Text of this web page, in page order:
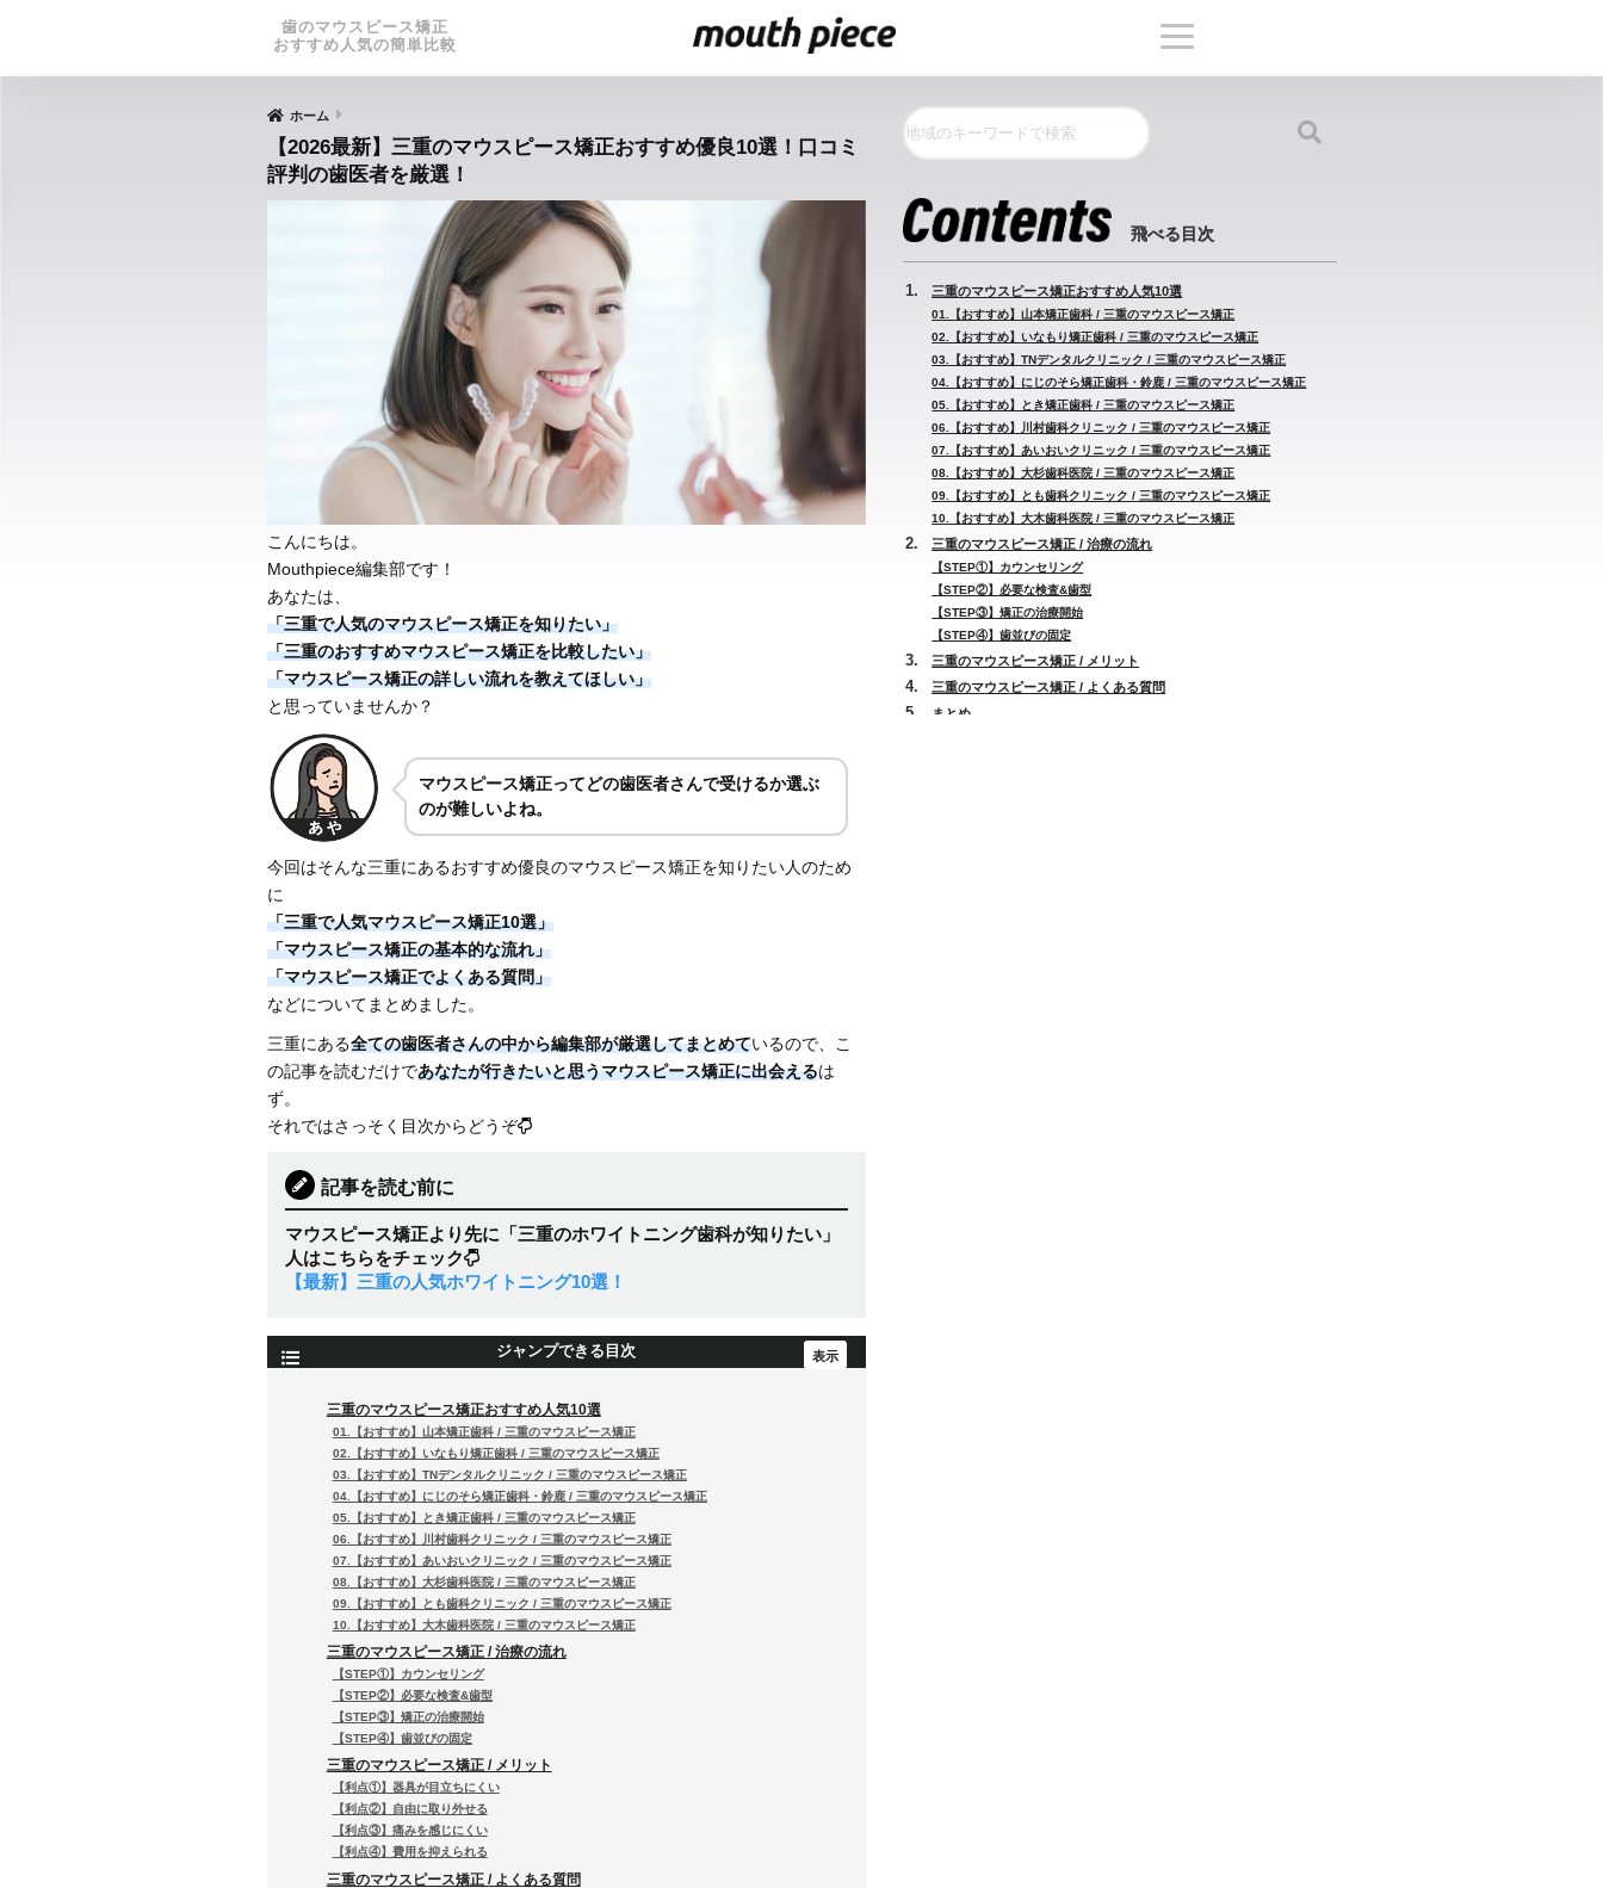
歯のマウスピース矯正
おすすめ人気の簡単比較
ホーム
【2026最新】三重のマウスピース矯正おすすめ優良10選！口コミ
評判の歯医者を厳選！
こんにちは。
Mouthpiece編集部です！
あなたは、
「三重で人気のマウスピース矯正を知りたい」
「三重のおすすめマウスピース矯正を比較したい」
「マウスピース矯正の詳しい流れを教えてほしい」
と思っていませんか？
マウスピース矯正ってどの歯医者さんで受けるか選ぶ
のが難しいよね。
今回はそんな三重にあるおすすめ優良のマウスピース矯正を知りたい人のため
に
「三重で人気マウスピース矯正10選」
「マウスピース矯正の基本的な流れ」
「マウスピース矯正でよくある質問」
などについてまとめました。
三重にある全ての歯医者さんの中から編集部が厳選してまとめているので、こ
の記事を読むだけであなたが行きたいと思うマウスピース矯正に出会えるは
ず。
それではさっそく目次からどうぞ
記事を読む前に
マウスピース矯正より先に「三重のホワイトニング歯科が知りたい」
人はこちらをチェック
【最新】三重の人気ホワイトニング10選！
ジャンプできる目次
三重のマウスピース矯正おすすめ人気10選
01.【おすすめ】山本矯正歯科 / 三重のマウスピース矯正
02.【おすすめ】いなもり矯正歯科 / 三重のマウスピース矯正
03.【おすすめ】TNデンタルクリニック / 三重のマウスピース矯正
04.【おすすめ】にじのそら矯正歯科・鈴鹿 / 三重のマウスピース矯正
05.【おすすめ】とき矯正歯科 / 三重のマウスピース矯正
06.【おすすめ】川村歯科クリニック / 三重のマウスピース矯正
07.【おすすめ】あいおいクリニック / 三重のマウスピース矯正
08.【おすすめ】大杉歯科医院 / 三重のマウスピース矯正
09.【おすすめ】とも歯科クリニック / 三重のマウスピース矯正
10.【おすすめ】大木歯科医院 / 三重のマウスピース矯正
三重のマウスピース矯正 / 治療の流れ
【STEP①】カウンセリング
【STEP②】必要な検査&歯型
【STEP③】矯正の治療開始
【STEP④】歯並びの固定
三重のマウスピース矯正 / メリット
【利点①】器具が目立ちにくい
【利点②】自由に取り外せる
【利点③】痛みを感じにくい
【利点④】費用を抑えられる
三重のマウスピース矯正 / よくある質問
三重のマウスピース矯正おすすめ人気10選
01.【おすすめ】山本矯正歯科 / 三重のマウスピース矯正
02.【おすすめ】いなもり矯正歯科 / 三重のマウスピース矯正
03.【おすすめ】TNデンタルクリニック / 三重のマウスピース矯正
04.【おすすめ】にじのそら矯正歯科・鈴鹿 / 三重のマウスピース矯正
05.【おすすめ】とき矯正歯科 / 三重のマウスピース矯正
06.【おすすめ】川村歯科クリニック / 三重のマウスピース矯正
07.【おすすめ】あいおいクリニック / 三重のマウスピース矯正
08.【おすすめ】大杉歯科医院 / 三重のマウスピース矯正
09.【おすすめ】とも歯科クリニック / 三重のマウスピース矯正
10.【おすすめ】大木歯科医院 / 三重のマウスピース矯正
三重のマウスピース矯正 / 治療の流れ
【STEP①】カウンセリング
【STEP②】必要な検査&歯型
【STEP③】矯正の治療開始
【STEP④】歯並びの固定
三重のマウスピース矯正 / メリット
三重のマウスピース矯正 / よくある質問
まとめ